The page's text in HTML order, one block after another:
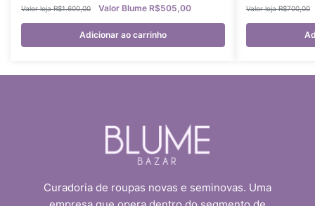
R$1.600,00 R$505,00
Adicionar ao carrinho
R$700,00
Curadoria de roupas novas e seminovas. Uma